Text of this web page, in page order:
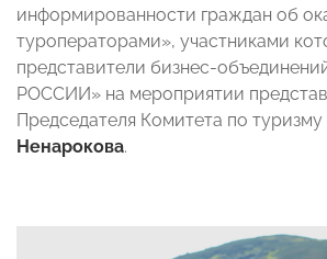
информированности граждан об
туроператорами», участниками
представители бизнес-
РОССИИ» на мероприятии
Председателя Комитета по туризму
Ненарокова.